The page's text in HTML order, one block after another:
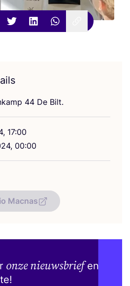
44 De Bilt.
, 17:00
, 00:00
Macnas
onze nieuwsbriefen